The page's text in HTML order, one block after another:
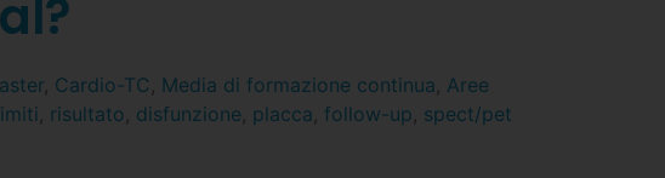
, Cardio-TC, Media di formazione continua, Aree
, risultato, disfunzione, placca, follow-up, spect/pet